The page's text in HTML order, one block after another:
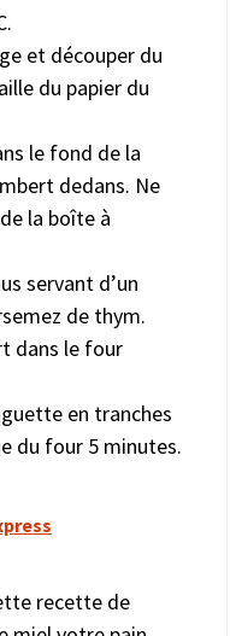
et découper du
du papier du
le fond de la
dedans. Ne
la boîte à
servant d’un
de thym.
dans le four
en tranches
du four 5 minutes.
recette de